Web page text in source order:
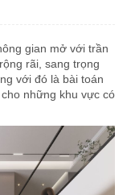
gian mở với trần
rãi, sang trọng
với đó là bài toán
những khu vực có